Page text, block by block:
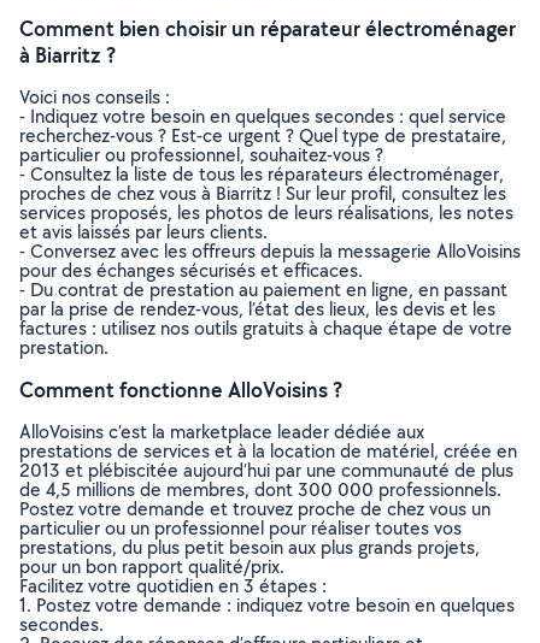
Comment bien choisir un réparateur électroménager
à Biarritz ?
Voici nos conseils :
- Indiquez votre besoin en quelques secondes : quel service
recherchez-vous ? Est-ce urgent ? Quel type de prestataire,
particulier ou professionnel, souhaitez-vous ?
- Consultez la liste de tous les réparateurs électroménager,
proches de chez vous à Biarritz ! Sur leur profil, consultez les
services proposés, les photos de leurs réalisations, les notes
et avis laissés par leurs clients.
- Conversez avec les offreurs depuis la messagerie AlloVoisins
pour des échanges sécurisés et efficaces.
- Du contrat de prestation au paiement en ligne, en passant
par la prise de rendez-vous, l’état des lieux, les devis et les
factures : utilisez nos outils gratuits à chaque étape de votre
prestation.
Comment fonctionne AlloVoisins ?
AlloVoisins c’est la marketplace leader dédiée aux
prestations de services et à la location de matériel, créée en
2013 et plébiscitée aujourd’hui par une communauté de plus
de 4,5 millions de membres, dont 300 000 professionnels.
Postez votre demande et trouvez proche de chez vous un
particulier ou un professionnel pour réaliser toutes vos
prestations, du plus petit besoin aux plus grands projets,
pour un bon rapport qualité/prix.
Facilitez votre quotidien en 3 étapes :
1. Postez votre demande : indiquez votre besoin en quelques
secondes.